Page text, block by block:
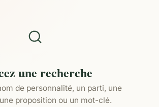
une recherche
de personnalité, un parti, une
proposition ou un mot-clé.